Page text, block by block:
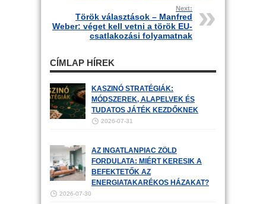
Next:
Török választások – Manfred
Weber: véget kell vetni a török EU-
csatlakozási folyamatnak
CÍMLAP HÍREK
KASZINÓ STRATÉGIÁK:
MÓDSZEREK, ALAPELVEK ÉS
TUDATOS JÁTÉK KEZDŐKNEK
2026-07-31
AZ INGATLANPIAC ZÖLD
FORDULATA: MIÉRT KERESIK A
BEFEKTETŐK AZ
ENERGIATAKARÉKOS HÁZAKAT?
2026-07-30